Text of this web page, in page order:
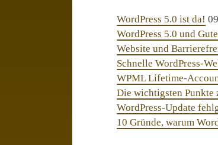
WordPress 5.0 ist da!
WordPress 5.0 und
Website und
Schnelle WordPress-
WPML Lifetime-
Die wichtigsten Punkte
WordPress-Update
10 Gründe, warum